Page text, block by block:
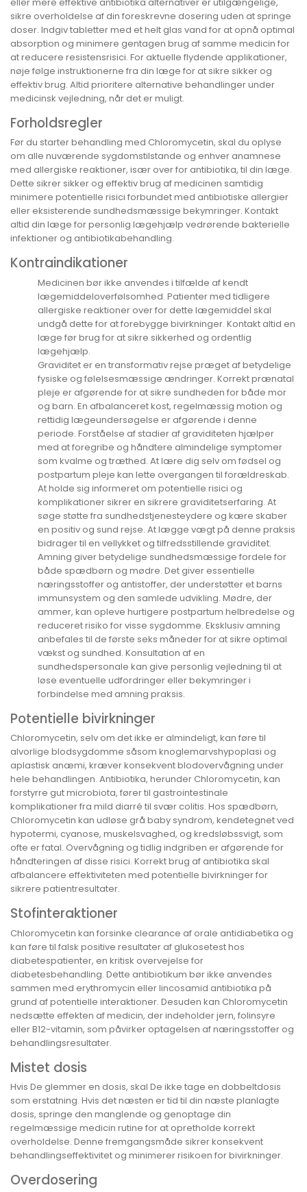
sikre overholdelse af din foreskrevne dosering uden at springe
doser. Indgiv tabletter med et helt glas vand for at opnå optimal
absorption og minimere gentagen brug af samme medicin for
at reducere resistensrisici. For aktuelle flydende applikationer,
nøje følge instruktionerne fra din læge for at sikre sikker og
effektiv brug. Altid prioritere alternative behandlinger under
medicinsk vejledning, når det er muligt.
Forholdsregler
Før du starter behandling med Chloromycetin, skal du oplyse
om alle nuværende sygdomstilstande og enhver anamnese
med allergiske reaktioner, især over for antibiotika, til din læge.
Dette sikrer sikker og effektiv brug af medicinen samtidig
minimere potentielle risici forbundet med antibiotiske allergier
eller eksisterende sundhedsmæssige bekymringer. Kontakt
altid din læge for personlig lægehjælp vedrørende bakterielle
infektioner og antibiotikabehandling.
Kontraindikationer
Medicinen bør ikke anvendes i tilfælde af kendt
lægemiddeloverfølsomhed. Patienter med tidligere
allergiske reaktioner over for dette lægemiddel skal
undgå dette for at forebygge bivirkninger. Kontakt altid en
læge før brug for at sikre sikkerhed og ordentlig
lægehjælp.
Graviditet er en transformativ rejse præget af betydelige
fysiske og følelsesmæssige ændringer. Korrekt prænatal
pleje er afgørende for at sikre sundheden for både mor
og barn. En afbalanceret kost, regelmæssig motion og
rettidig lægeundersøgelse er afgørende i denne
periode. Forståelse af stadier af graviditeten hjælper
med at foregribe og håndtere almindelige symptomer
som kvalme og træthed. At lære dig selv om fødsel og
postpartum pleje kan lette overgangen til forældreskab.
At holde sig informeret om potentielle risici og
komplikationer sikrer en sikrere graviditetserfaring. At
søge støtte fra sundhedstjenesteydere og kære skaber
en positiv og sund rejse. At lægge vægt på denne praksis
bidrager til en vellykket og tilfredsstillende graviditet.
Amning giver betydelige sundhedsmæssige fordele for
både spædbørn og mødre. Det giver essentielle
næringsstoffer og antistoffer, der understøtter et barns
immunsystem og den samlede udvikling. Mødre, der
ammer, kan opleve hurtigere postpartum helbredelse og
reduceret risiko for visse sygdomme. Eksklusiv amning
anbefales til de første seks måneder for at sikre optimal
vækst og sundhed. Konsultation af en
sundhedspersonale kan give personlig vejledning til at
løse eventuelle udfordringer eller bekymringer i
forbindelse med amning praksis.
Potentielle bivirkninger
Chloromycetin, selv om det ikke er almindeligt, kan føre til
alvorlige blodsygdomme såsom knoglemarvshypoplasi og
aplastisk anæmi, kræver konsekvent blodovervågning under
hele behandlingen. Antibiotika, herunder Chloromycetin, kan
forstyrre gut microbiota, fører til gastrointestinale
komplikationer fra mild diarré til svær colitis. Hos spædbørn,
Chloromycetin kan udløse grå baby syndrom, kendetegnet ved
hypotermi, cyanose, muskelsvaghed, og kredsløbssvigt, som
ofte er fatal. Overvågning og tidlig indgriben er afgørende for
håndteringen af disse risici. Korrekt brug af antibiotika skal
afbalancere effektiviteten med potentielle bivirkninger for
sikrere patientresultater.
Stofinteraktioner
Chloromycetin kan forsinke clearance af orale antidiabetika og
kan føre til falsk positive resultater af glukosetest hos
diabetespatienter, en kritisk overvejelse for
diabetesbehandling. Dette antibiotikum bør ikke anvendes
sammen med erythromycin eller lincosamid antibiotika på
grund af potentielle interaktioner. Desuden kan Chloromycetin
nedsætte effekten af medicin, der indeholder jern, folinsyre
eller B12-vitamin, som påvirker optagelsen af næringsstoffer og
behandlingsresultater.
Mistet dosis
Hvis De glemmer en dosis, skal De ikke tage en dobbeltdosis
som erstatning. Hvis det næsten er tid til din næste planlagte
dosis, springe den manglende og genoptage din
regelmæssige medicin rutine for at opretholde korrekt
overholdelse. Denne fremgangsmåde sikrer konsekvent
behandlingseffektivitet og minimerer risikoen for bivirkninger.
Overdosering